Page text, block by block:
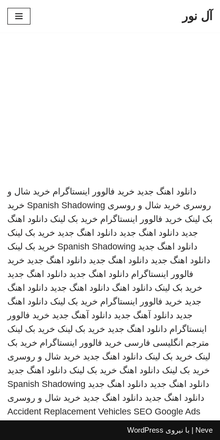
آل نور
دانلود اهنگ جدید خرید فالوور اینستاگرام خرید شال و
روسری خرید شال و روسری Spanish Shadowing خرید
بک لینک خرید فالوور اینستاگرام خرید بک لینک دانلود اهنگ
جدید دانلود اهنگ جدید دانلود اهنگ جدید خرید بک لینک
دانلود اهنگ جدید Spanish Shadowing خرید بک لینک
دانلود اهنگ جدید دانلود اهنگ جدید دانلود اهنگ جدید خرید
فالوور اینستاگرام دانلود اهنگ جدید دانلود اهنگ جدید
خرید بک لینک دانلود اهنگ دانلود اهنگ جدید دانلود اهنگ
جدید خرید فالوور اینستاگرام خرید بک لینک دانلود اهنگ
جدید دانلود آهنگ جدید دانلود آهنگ جدید خرید فالوور
اینستاگرام دانلود اهنگ جدید خرید بک لینک خرید بک لینک
مترجم انگلیسی فارسی خرید فالوور اینستاگرام خرید بک
لینک خرید بک لینک دانلود اهنگ جدید خرید شال و روسری
خرید بک لینک دانلود اهنگ خرید بک لینک دانلود اهنگ جدید
دانلود اهنگ جدید دانلود اهنگ جدید Spanish Shadowing
دانلود اهنگ جدید دانلود اهنگ جدید خرید شال و روسری
Accident Replacement Vehicles SEO Google Ads
Neve | با نیروی WordPress